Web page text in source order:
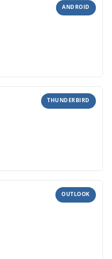
ANDROID
THUNDERBIRD
OUTLOOK